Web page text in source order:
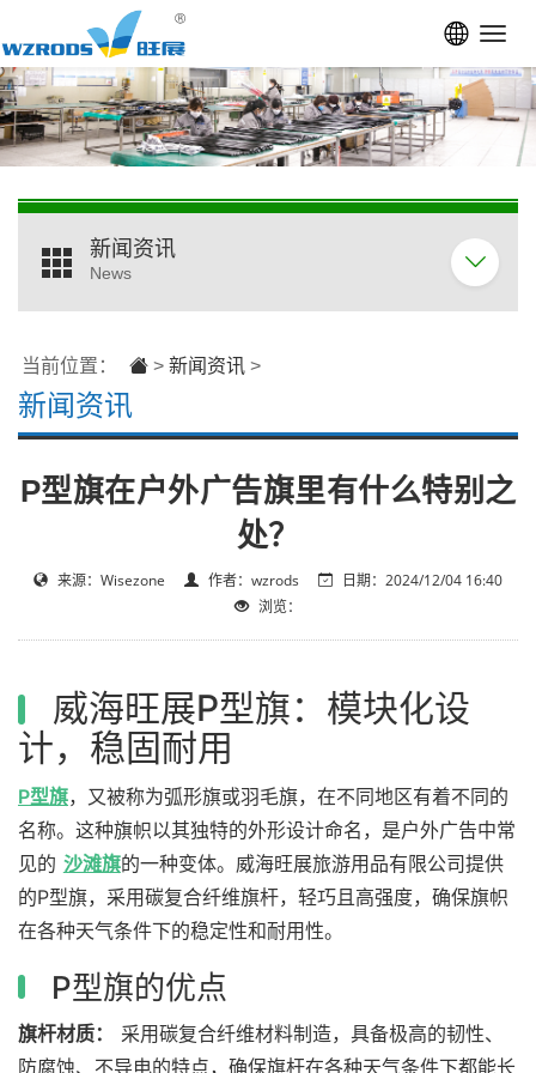
新闻资讯
当前位置： > 新闻资讯 >
P型旗在户外广告旗里有什么特别之
处？
来源：Wisezone 作者：wzrods
日期：2024/12/04 16:40
浏览：
威海旺展P型旗：模块化设
计，稳固耐用
P型旗，又被称为弧形旗或羽毛旗，在不同地区有着不同的
名称。这种旗帜以其独特的外形设计命名，是户外广告中常
见的 沙滩旗的一种变体。威海旺展旅游用品有限公司提供
的P型旗，采用碳复合纤维旗杆，轻巧且高强度，确保旗帜
在各种天气条件下的稳定性和耐用性。
P型旗的优点
旗杆材质：
采用碳复合纤维材料制造，具备极高的韧性、
防腐蚀、不导电的特点，确保旗杆在各种天气条件下都能长
新闻资讯
News